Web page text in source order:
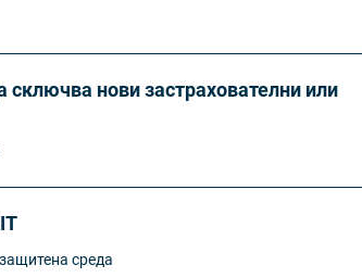
нови застрахователни или
среда